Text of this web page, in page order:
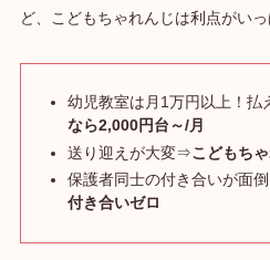
ど、こどもちゃれんじは利点がいっ
幼児教室は月1万円以上！
なら2,000円台～/月
送り迎えが大変⇒こどもち
保護者同士の付き合いが面
付き合いゼロ